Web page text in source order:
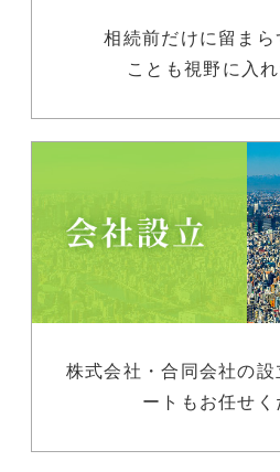
相続前だけに留まら
ことも視野に入
株式会社・合同会社の
ートもお任せく